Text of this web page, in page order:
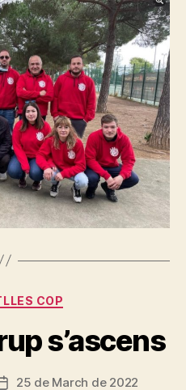
Categories
COP
s’ascens
Post25 de March de 2022